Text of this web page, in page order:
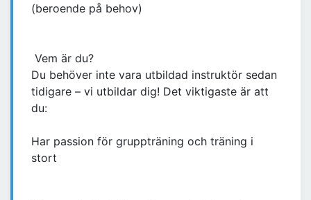
(beroende på behov)
Vem är du?
Du behöver inte vara utbildad instruktör sedan
tidigare – vi utbildar dig! Det viktigaste är att
du:
Har passion för gruppträning och träning i
stort